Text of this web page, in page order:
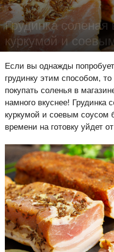
Грудинка соленая
куркумой и
Если вы однажды
грудинку этим способом,
покупать соленья в
намного вкуснее! Грудинка
куркумой и соевым соусом
времени на готовку уйдет